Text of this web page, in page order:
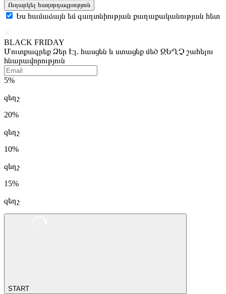
Ուղարկել հաղորդագրություն
Ես համաձայն եմ գաղտնիության քաղաքականության հետ
BLACK FRIDAY
Մուտքագրեք Ձեր Էլ. հասցեն և ստացեք մեծ ԶԵՂՉ շահելու
հնարավորություն
5%
զեղչ
20%
զեղչ
10%
զեղչ
15%
զեղչ
START